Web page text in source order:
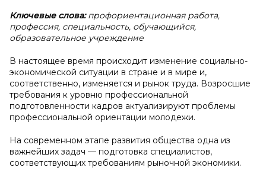
Ключевые слова:профориентационная работа,
профессия, специальность, обучающийся,
образовательное учреждение
В настоящее время происходит изменение социально-
экономической ситуации в стране и в мире и,
соответственно, изменяется и рынок труда. Возросшие
требования к уровню профессиональной
подготовленности кадров актуализируют проблемы
профессиональной ориентации молодежи.
На современном этапе развития общества одна из
важнейших задач — подготовка специалистов,
соответствующих требованиям рыночной экономики.